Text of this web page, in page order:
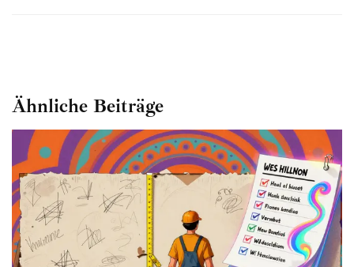
Ähnliche Beiträge